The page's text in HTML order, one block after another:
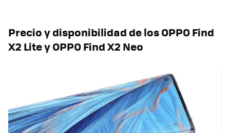
Precio y disponibilidad de los OPPO Find
X2 Lite y OPPO Find X2 Neo